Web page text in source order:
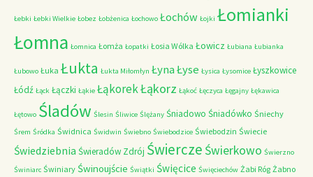
Łebki Łebki Wielkie Łobez Łobżenica Łochowo Łochów Łojki Łomianki
Łomna Łomnica Łomża Łopatki Łosia Wólka Łowicz Łubiana Łubianka
Łubowo Łuka Łukta Łukta Miłomłyn ŁynaŁyse Łysica Łysomice Łyszkowice
Łódź Łąck Łączki Łąkie ŁąkorekŁąkorz Łąkoć Łęczyca Łęgajny Łękawica
Łętowo Śladów Ślesin Śliwice Ślężany Śniadowo Śniadówko Śniechy
Śrem Śródka Świdnica Świdwin Świebno Świebodzice Świebodzin Świecie
Świedziebnia Świeradów Zdrój Świercze Świerkowo Świerzno
Świniarc Świniary Świnoujście Świątki Święcice Święciechów Żabi Róg Żabno